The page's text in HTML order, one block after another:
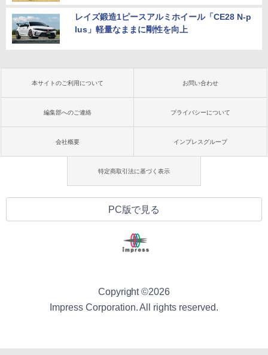
レイズ鍛造1ピースアルミホイール「CE28 N-p
lus」軽量なままに剛性を向上
本サイトのご利用について お問い合わせ
編集部へのご連絡 プライバシーについて
会社概要 インプレスグループ
特定商取引法に基づく表示
PC版で見る
Copyright ©2026
Impress Corporation. All rights reserved.